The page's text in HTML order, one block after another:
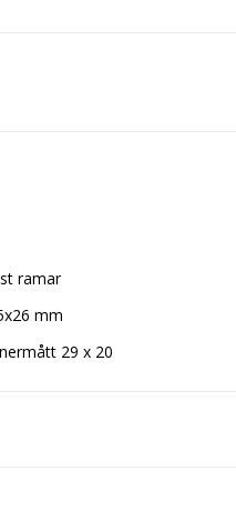
ramar
mm
29 x 20